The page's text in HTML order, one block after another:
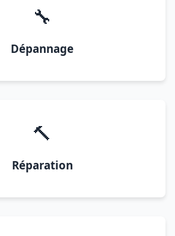
🔧
Dépannage
🔨
Réparation